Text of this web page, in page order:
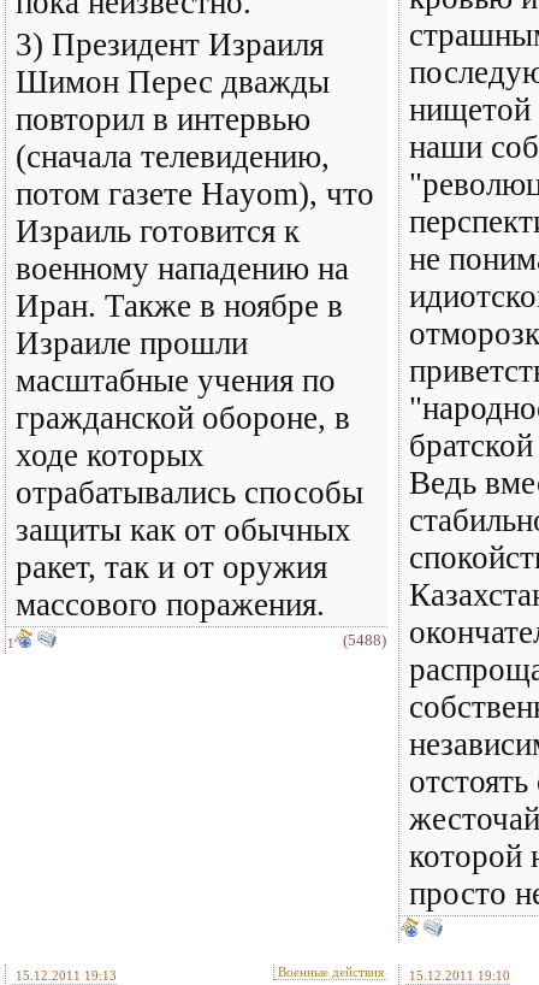
3) Президент Израиля
Шимон Перес дважды
повторил в интервью
(сначала телевидению,
потом газете Hayom), что
Израиль готовится к
военному нападению на
Иран. Также в ноябре в
Израиле прошли
масштабные учения по
гражданской обороне, в
ходе которых
отрабатывались способы
защиты как от обычных
ракет, так и от оружия
массового поражения.
1 (5488)
нищетой
наши
не
Ведь
отстоять
которой
просто
15.12.2011 19:13 Военные действия 15.12.2011 19:10